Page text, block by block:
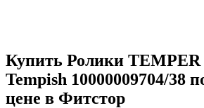
Купить Ролики
Tempish 10000009704/38
цене в Фитстор